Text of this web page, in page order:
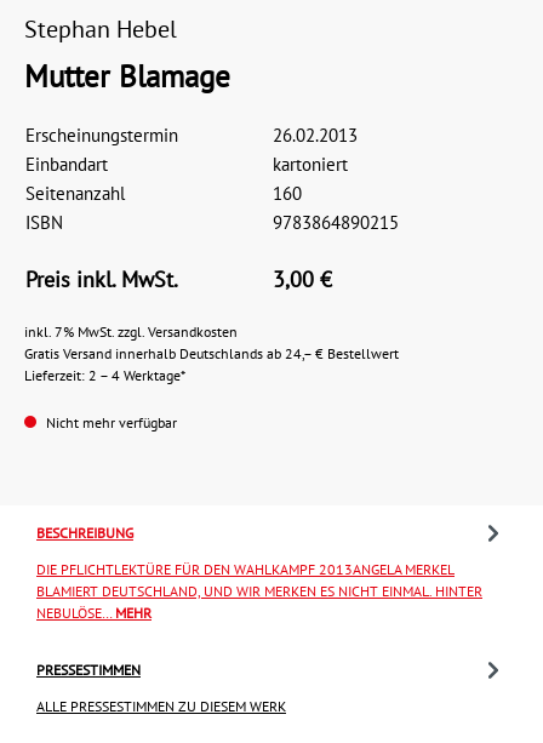
Stephan Hebel
Mutter Blamage
Erscheinungstermin
26.02.2013
Einbandart
kartoniert
Seitenanzahl
160
ISBN
9783864890215
Preis inkl. MwSt. 3,00 €
inkl. 7% MwSt. zzgl. Versandkosten
Gratis Versand innerhalb Deutschlands ab 24,– € Bestellwert
Lieferzeit: 2 – 4 Werktage*
Nicht mehr verfügbar
BESCHREIBUNG
DIE PFLICHTLEKTÜRE FÜR DEN WAHLKAMPF 2013ANGELA MERKEL
BLAMIERT DEUTSCHLAND, UND WIR MERKEN ES NICHT EINMAL. HINTER
NEBULÖSE… MEHR
PRESSESTIMMEN
ALLE PRESSESTIMMEN ZU DIESEM WERK